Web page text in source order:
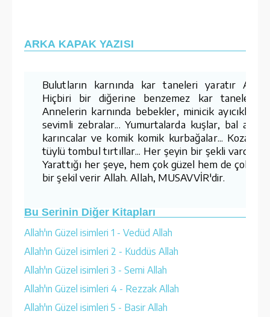
ARKA KAPAK YAZISI
Bulutların karnında kar taneleri yaratır
Hiçbiri bir diğerine benzemez kar
Annelerin karnında bebekler, minicik ayıcıklar
sevimli zebralar... Yumurtalarda kuşlar, bal
karıncalar ve komik komik kurbağalar...
tüylü tombul tırtıllar... Her şeyin bir şekli vardır.
Yarattığı her şeye, hem çok güzel hem de çok
bir şekil verir Allah. Allah, MUSAVVİR'dir.
Bu Serinin Diğer Kitapları
Allah'ın Güzel isimleri 1 - Vedüd Allah
Allah'ın Güzel isimleri 2 - Kuddüs Allah
Allah'ın Güzel isimleri 3 - Semi Allah
Allah'ın Güzel isimleri 4 - Rezzak Allah
Allah'ın Güzel isimleri 5 - Basir Allah